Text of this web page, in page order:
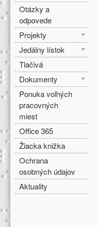
Otázky a
odpovede
Projekty
Jedálny lístok
Tlačivá
Dokumenty
Ponuka voľných
pracovných
miest
Office 365
Žiacka knižka
Ochrana
osobných údajov
Aktuality